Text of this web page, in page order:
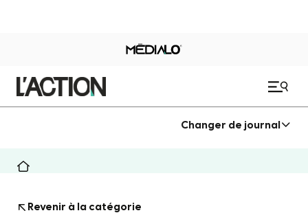
Changer de journal
Revenir à la catégorie